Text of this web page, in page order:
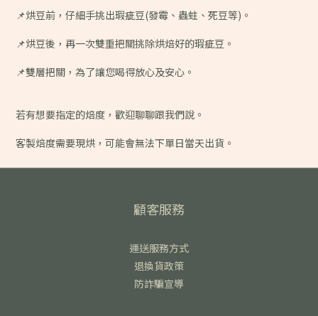
📌烘豆前，仔細手挑出瑕疵豆(發霉、蟲蛀、死豆等)。
📌烘豆後，再一次雙重把關挑除烘焙好的瑕疵豆。
📌雙層把關，為了讓您喝得放心及安心。
若有想要指定的焙度，歡迎聊聊跟我們說。
客製焙度需要現烘，可能會無法下單日當天出貨。
顧客服務
運送服務方式
退換貨政策
防詐騙宣導